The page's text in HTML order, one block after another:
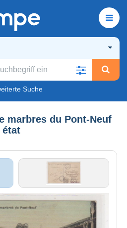
Suche
marbres du Pont-Neuf
état